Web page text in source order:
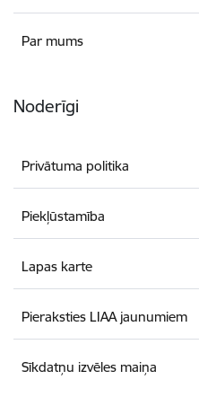
Par mums
Noderīgi
Privātuma politika
Piekļūstamība
Lapas karte
Pieraksties LIAA jaunumiem
Sīkdatņu izvēles maiņa